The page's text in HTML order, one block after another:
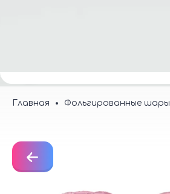
Главная Фольгированные шары